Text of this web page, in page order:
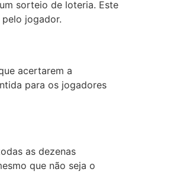
sorteio de loteria. Este
jogador.
acertarem a
para os jogadores
as dezenas
que não seja o